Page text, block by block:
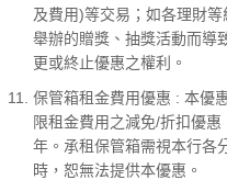
及費用)等交易；如各理財
舉辦的贈獎、抽獎活動而導
更或終止優惠之權利。
保管箱租金費用優惠 : 本優
限租金費用之減免/折扣優
年。承租保管箱需視本行各
時，恕無法提供本優惠。